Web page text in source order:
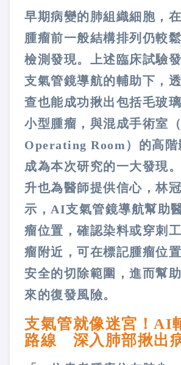
早期病變的肺組織細胞，
腫瘤前一般結構排列仍較
檢測發現。上述臨床試驗
支氣管鏡導航的輔助下，
查也能成功揪出包括毛玻
小型腫瘤，與混成手術室
Operating Room）的高階
成為本次研究的一大發現
升也為醫師提供信心，林
示，AI支氣管鏡導航幫助
瘤位置，確認染料或穿刺
瘤附近，可在標記腫瘤位
安全的切除範圍，進而幫
來的復發風險。
支氣管就像迷宮！AI
路線 深入肺部揪出